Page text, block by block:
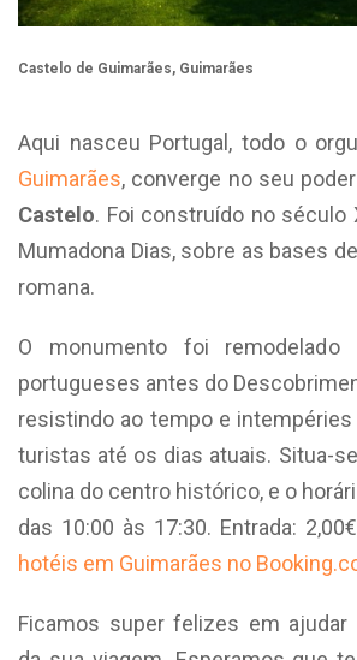
Castelo de Guimarães, Guimarães
Aqui nasceu Portugal, todo o
Guimarães, converge no seu
Castelo. Foi construído no século
Mumadona Dias, sobre as bases
romana.
O monumento foi
portugueses antes do
resistindo ao tempo e intempéries
turistas até os dias atuais. Situa-
colina do centro histórico, e o
das 10:00 às 17:30. Entrada:
hotéis em Guimarães no
Ficamos super felizes em ajudar